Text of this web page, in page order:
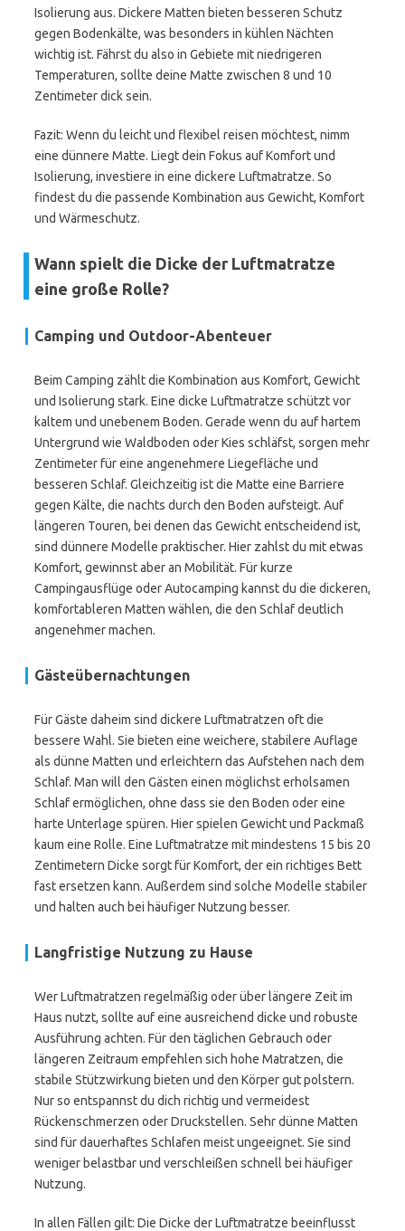
Isolierung aus. Dickere Matten bieten besseren Schutz
gegen Bodenkälte, was besonders in kühlen Nächten
wichtig ist. Fährst du also in Gebiete mit niedrigeren
Temperaturen, sollte deine Matte zwischen 8 und 10
Zentimeter dick sein.
Fazit: Wenn du leicht und flexibel reisen möchtest, nimm
eine dünnere Matte. Liegt dein Fokus auf Komfort und
Isolierung, investiere in eine dickere Luftmatratze. So
findest du die passende Kombination aus Gewicht, Komfort
und Wärmeschutz.
Wann spielt die Dicke der Luftmatratze
eine große Rolle?
Camping und Outdoor-Abenteuer
Beim Camping zählt die Kombination aus Komfort, Gewicht
und Isolierung stark. Eine dicke Luftmatratze schützt vor
kaltem und unebenem Boden. Gerade wenn du auf hartem
Untergrund wie Waldboden oder Kies schläfst, sorgen mehr
Zentimeter für eine angenehmere Liegefläche und
besseren Schlaf. Gleichzeitig ist die Matte eine Barriere
gegen Kälte, die nachts durch den Boden aufsteigt. Auf
längeren Touren, bei denen das Gewicht entscheidend ist,
sind dünnere Modelle praktischer. Hier zahlst du mit etwas
Komfort, gewinnst aber an Mobilität. Für kurze
Campingausflüge oder Autocamping kannst du die dickeren,
komfortableren Matten wählen, die den Schlaf deutlich
angenehmer machen.
Gästeübernachtungen
Für Gäste daheim sind dickere Luftmatratzen oft die
bessere Wahl. Sie bieten eine weichere, stabilere Auflage
als dünne Matten und erleichtern das Aufstehen nach dem
Schlaf. Man will den Gästen einen möglichst erholsamen
Schlaf ermöglichen, ohne dass sie den Boden oder eine
harte Unterlage spüren. Hier spielen Gewicht und Packmaß
kaum eine Rolle. Eine Luftmatratze mit mindestens 15 bis 20
Zentimetern Dicke sorgt für Komfort, der ein richtiges Bett
fast ersetzen kann. Außerdem sind solche Modelle stabiler
und halten auch bei häufiger Nutzung besser.
Langfristige Nutzung zu Hause
Wer Luftmatratzen regelmäßig oder über längere Zeit im
Haus nutzt, sollte auf eine ausreichend dicke und robuste
Ausführung achten. Für den täglichen Gebrauch oder
längeren Zeitraum empfehlen sich hohe Matratzen, die
stabile Stützwirkung bieten und den Körper gut polstern.
Nur so entspannst du dich richtig und vermeidest
Rückenschmerzen oder Druckstellen. Sehr dünne Matten
sind für dauerhaftes Schlafen meist ungeeignet. Sie sind
weniger belastbar und verschleißen schnell bei häufiger
Nutzung.
In allen Fällen gilt: Die Dicke der Luftmatratze beeinflusst